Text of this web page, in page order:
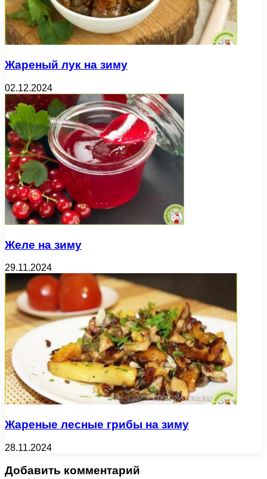
Жареный лук на зиму
02.12.2024
Желе на зиму
29.11.2024
Жареные лесные грибы на зиму
28.11.2024
Добавить комментарий